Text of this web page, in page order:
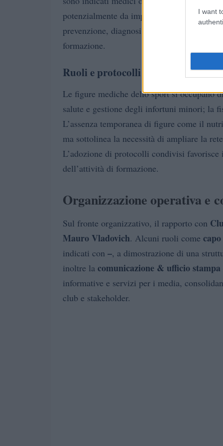
I want
potenzialmente da implementare. Il
prevenzione, diagnosi tempestive e
formazione.
Ruoli e protocolli sanitari
Le figure mediche dello sport si
salute e gestione degli infortuni minori; la
L’assenza temporanea di figure come il
ma sottolinea la necessità di ampliare la
L’adozione di protocolli condivisi
dell’attività di formazione.
Organizzazione operativa e
Sul fronte organizzativo, il rapporto con
Mauro Vladovich. Alcuni ruoli come
indicati con –, a dimostrazione di una
inoltre la comunicazione & ufficio stampa
informative e servizi per i media,
club e stakeholder.